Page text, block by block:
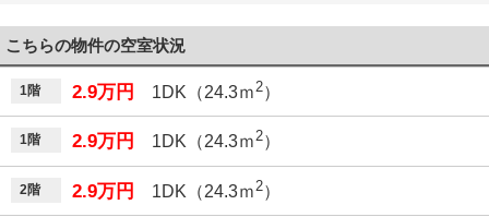
こちらの物件の空室状況
1階 2.9万円 1DK（24.3ｍ2）
1階 2.9万円 1DK（24.3ｍ2）
2階 2.9万円 1DK（24.3ｍ 2）